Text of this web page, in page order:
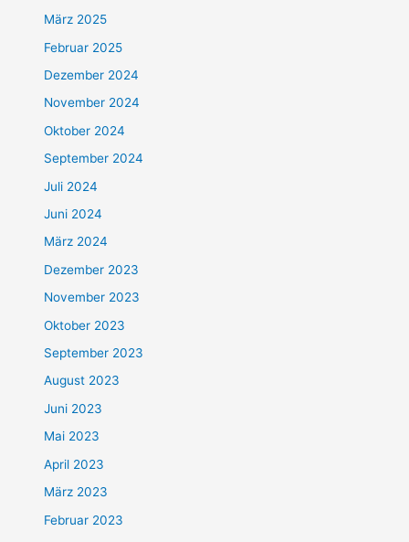
März 2025
Februar 2025
Dezember 2024
November 2024
Oktober 2024
September 2024
Juli 2024
Juni 2024
März 2024
Dezember 2023
November 2023
Oktober 2023
September 2023
August 2023
Juni 2023
Mai 2023
April 2023
März 2023
Februar 2023